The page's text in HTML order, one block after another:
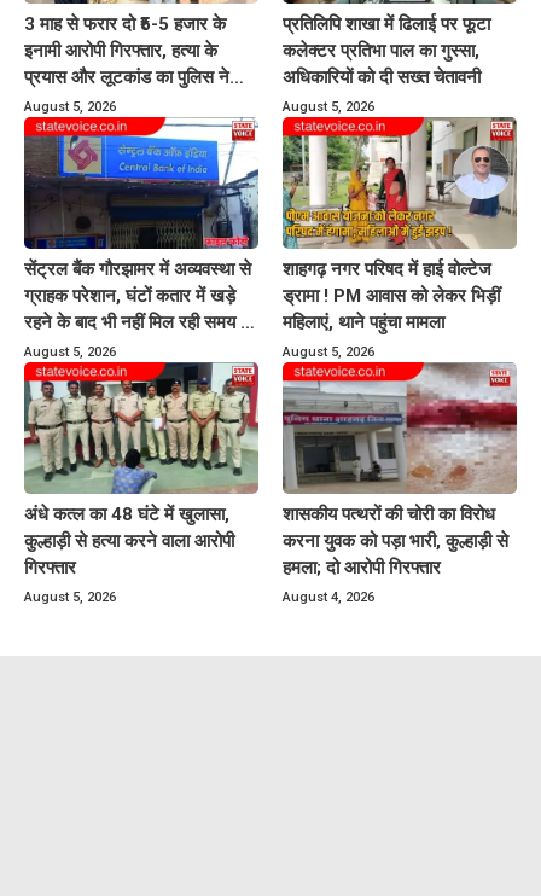
3 माह से फरार दो ₹5-5 हजार के
इनामी आरोपी गिरफ्तार, हत्या के
प्रयास और लूटकांड का पुलिस ने
किया खुलासा
August 5, 2026
प्रतिलिपि शाखा में ढिलाई पर फूटा
कलेक्टर प्रतिभा पाल का गुस्सा,
अधिकारियों को दी सख्त चेतावनी
August 5, 2026
सेंट्रल बैंक गौरझामर में अव्यवस्था से
ग्राहक परेशान, घंटों कतार में खड़े
रहने के बाद भी नहीं मिल रही समय पर
बैंकिंग सेवायें
August 5, 2026
शाहगढ़ नगर परिषद में हाई वोल्टेज
ड्रामा ! PM आवास को लेकर भिड़ीं
महिलाएं, थाने पहुंचा मामला
August 5, 2026
अंधे कत्ल का 48 घंटे में खुलासा,
कुल्हाड़ी से हत्या करने वाला आरोपी
गिरफ्तार
August 5, 2026
शासकीय पत्थरों की चोरी का विरोध
करना युवक को पड़ा भारी, कुल्हाड़ी से
हमला; दो आरोपी गिरफ्तार
August 4, 2026